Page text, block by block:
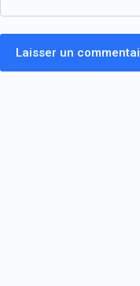
Laisser un